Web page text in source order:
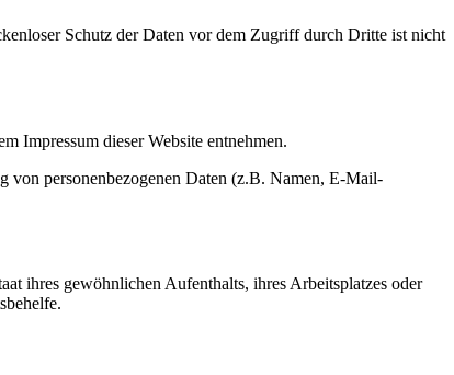
Schutz der Daten vor dem Zugriff durch Dritte ist nicht
Impressum dieser Website entnehmen.
von personenbezogenen Daten (z.B. Namen, E-Mail-
ihres gewöhnlichen Aufenthalts, ihres Arbeitsplatzes oder